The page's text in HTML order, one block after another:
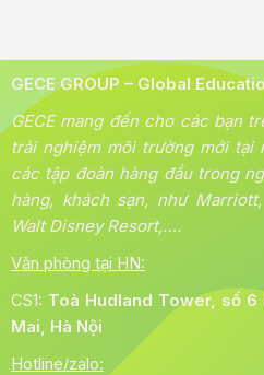
GECE GROUP – Global
GECE mang đến cho các bạn
trải nghiệm môi trường mới tại
các tập đoàn hàng đầu trong
hàng, khách sạn, như
Walt Disney Resort,….
Văn phòng tại HN:
CS1: Toà Hudland Tower, số 6
Mai, Hà Nội
Hotline/zalo: